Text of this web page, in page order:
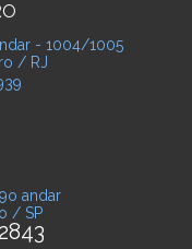
- 1004/1005
/ RJ
andar
/ SP